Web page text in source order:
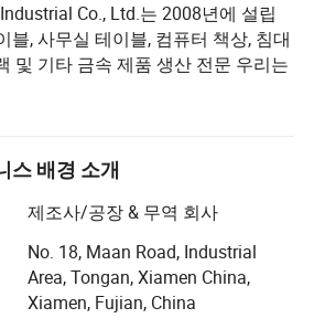
Co., Ltd.는 2008년에 설립
블, 사무실 테이블, 컴퓨터 책상, 침대
및 기타 금속 제품 생산 전문 우리는
. 현재 대부분의 필립스 제품은 유
지역에서 판매되며, 고객이 제품을
사항을 충족하는 강력한 기술 인력
, 벤딩 및 용접 기계, 6개의 새로운 유
분체 코팅 생산 라인 및 4개의 패킹
스 배경 소개
제조사/공장 & 무역 회사
No. 18, Maan Road, Industrial
Area, Tongan, Xiamen China,
Xiamen, Fujian, China